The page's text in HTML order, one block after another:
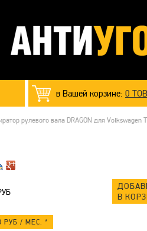
в Вашей корзине: 0
рулевого вала DRAGON для Volkswagen
В
РУБ / МЕС. *